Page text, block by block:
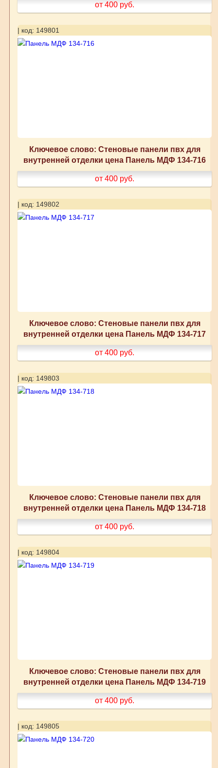
от 400 руб.
| код: 149801
Ключевое слово: Стеновые панели пвх для
внутренней отделки цена Панель МДФ 134-716
от 400 руб.
| код: 149802
Ключевое слово: Стеновые панели пвх для
внутренней отделки цена Панель МДФ 134-717
от 400 руб.
| код: 149803
Ключевое слово: Стеновые панели пвх для
внутренней отделки цена Панель МДФ 134-718
от 400 руб.
| код: 149804
Ключевое слово: Стеновые панели пвх для
внутренней отделки цена Панель МДФ 134-719
от 400 руб.
| код: 149805